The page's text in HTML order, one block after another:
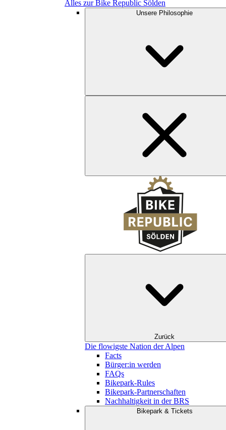
Alles zur Bike Republic Sölden
Unsere Philosophie
Zurück
Die flowigste Nation der Alpen
Facts
Bürger:in werden
FAQs
Bikepark-Rules
Bikepark-Partnerschaften
Nachhaltigkeit in der BRS
Bikepark & Tickets